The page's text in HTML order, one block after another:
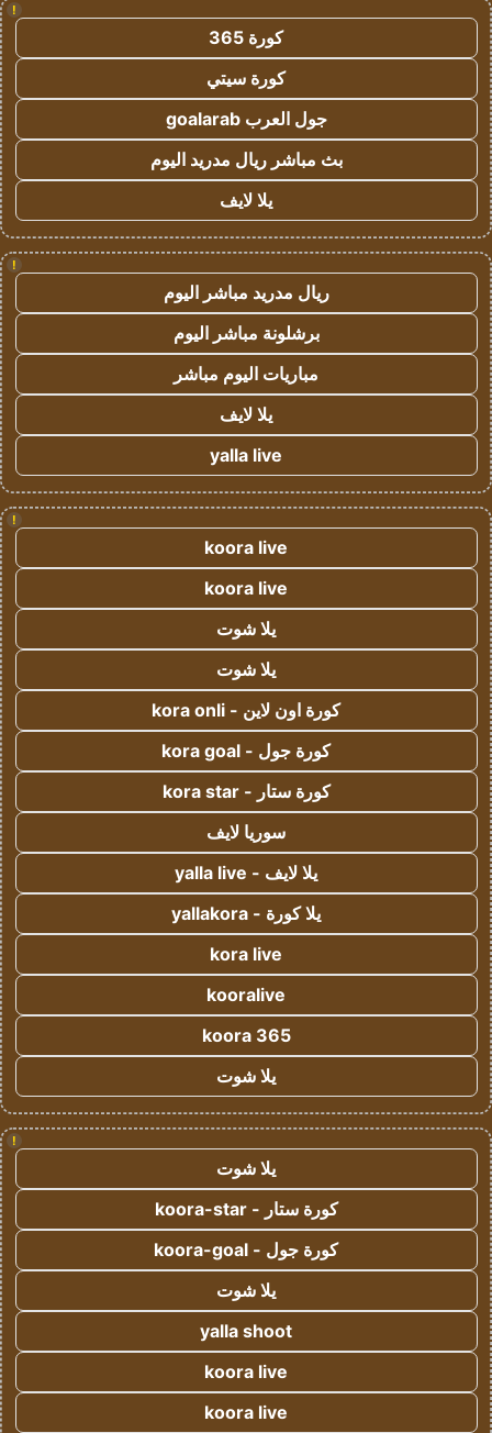
!
كورة 365
كورة سيتي
جول العرب goalarab
بث مباشر ريال مدريد اليوم
يلا لايف
!
ريال مدريد مباشر اليوم
برشلونة مباشر اليوم
مباريات اليوم مباشر
يلا لايف
yalla live
!
koora live
koora live
يلا شوت
يلا شوت
كورة اون لاين - kora onli
كورة جول - kora goal
كورة ستار - kora star
سوريا لايف
يلا لايف - yalla live
يلا كورة - yallakora
kora live
kooralive
koora 365
يلا شوت
!
يلا شوت
كورة ستار - koora-star
كورة جول - koora-goal
يلا شوت
yalla shoot
koora live
koora live